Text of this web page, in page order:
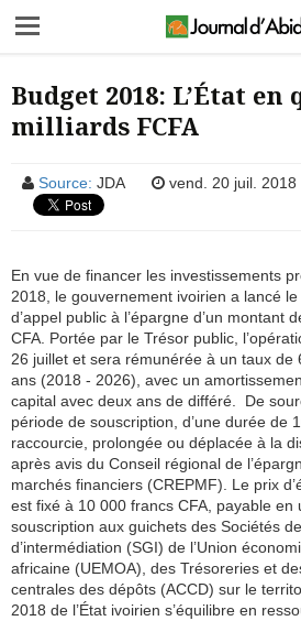
Budget 2018: L’État en
milliards FCFA
Source: JDA vend. 20 juil. 2018
En vue de financer les investissements
2018, le gouvernement ivoirien a lancé
d’appel public à l’épargne d’un montant
CFA. Portée par le Trésor public,
26 juillet et sera rémunérée à un taux de
ans (2018 - 2026), avec un
capital avec deux ans de différé. De
période de souscription, d’une durée de
raccourcie, prolongée ou déplacée à la
après avis du Conseil régional de
marchés financiers (CREPMF). Le prix
est fixé à 10 000 francs CFA, payable
souscription aux guichets des Sociétés
d’intermédiation (SGI) de l’Union
africaine (UEMOA), des Trésoreries et
centrales des dépôts (ACCD) sur le
2018 de l’État ivoirien s’équilibre en